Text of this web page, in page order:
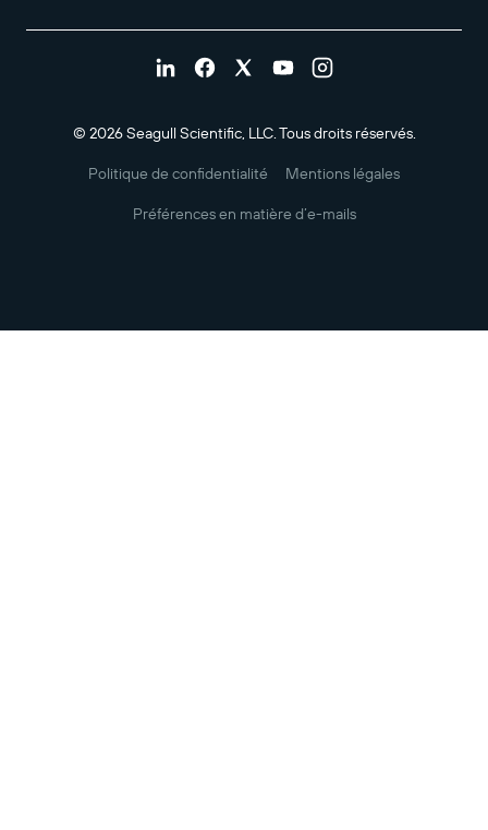
© 2026 Seagull Scientific, LLC. Tous droits réservés.
Politique de confidentialité Mentions légales
Préférences en matière d’e-mails